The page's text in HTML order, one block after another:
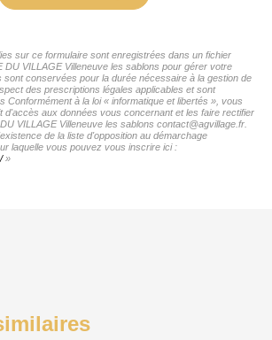
sur ce formulaire sont enregistrées dans un fichier
DU VILLAGE Villeneuve les sablons pour gérer votre
sont conservées pour la durée nécessaire à la gestion de
des prescriptions légales applicables et sont
Conformément à la loi « informatique et libertés », vous
d'accès aux données vous concernant et les faire rectifier
VILLAGE Villeneuve les sablons contact@agvillage.fr.
de la liste d'opposition au démarchage
laquelle vous pouvez vous inscrire ici :
»